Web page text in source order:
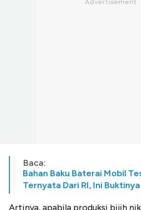
Baca:
Bahan Baku Baterai Mobil
Ternyata Dari RI, Ini Buktinya
Artinya, apabila produksi bijih